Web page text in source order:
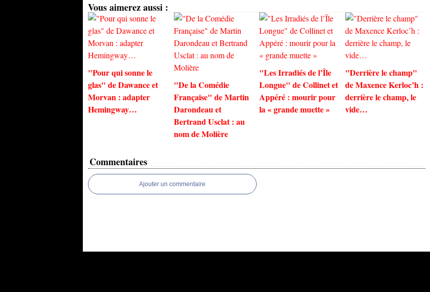
Vous aimerez aussi :
"Pour qui sonne le
glas" de Dawance et
Morvan : adapter
Hemingway…
"De la Comédie
Française" de Martin
Darondeau et
Bertrand Usclat : au
nom de Molière
"Les Irradiés de l’Île
Longue" de Collinet et
Appéré : mourir pour
la « grande muette »
"Derrière le champ"
de Maxence Kerloc’h :
derrière le champ, le
vide…
Commentaires
Ajouter un commentaire